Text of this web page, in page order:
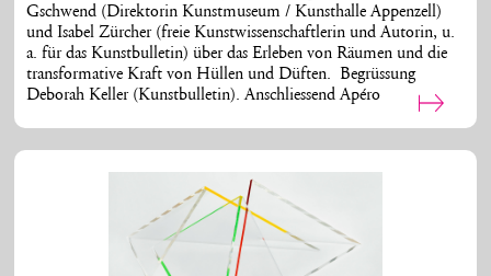
Gschwend (Direktorin Kunstmuseum / Kunsthalle Appenzell)
und Isabel Zürcher (freie Kunstwissenschaftlerin und Autorin, u.
a. für das Kunstbulletin) über das Erleben von Räumen und die
transformative Kraft von Hüllen und Düften. Begrüssung
Deborah Keller (Kunstbulletin). Anschliessend Apéro